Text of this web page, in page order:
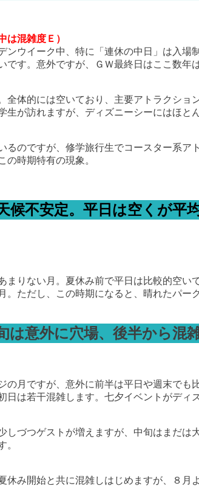
は混雑度Ｅ）
ンウイーク中、特に「連休の中日」は入
です。意外ですが、ＧＷ最終日はここ数
全体的には空いており、主要アトラクシ
生が訪れますが、ディズニーシーにはほと
るのですが、修学旅行生でコースター系
の時期特有の現象。
候不安定。平日は空くが平
まりない月。夏休み前で平日は比較的空
。ただし、この時期になると、晴れたパー
は意外に穴場、後半から混
の月ですが、意外に前半は平日や週末で
日は若干混雑します。七夕イベントがディ
しづつゲストが増えますが、中旬はまだ
。
休み開始と共に混雑しはじめますが、８